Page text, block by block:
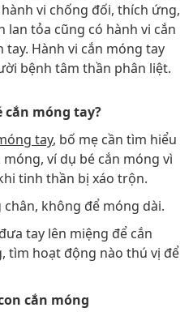
vi chống đối, thích ứng,
tỏa cũng có hành vi cắn
Hành vi cắn móng tay
bệnh tâm thần phân liệt.
cắn móng tay?
tay, bố mẹ cần tìm hiểu
ví dụ bé cắn móng vì
tinh thần bị xáo trộn.
không để móng dài.
tay lên miệng để cắn
tìm hoạt động nào thú vị để
cắn móng